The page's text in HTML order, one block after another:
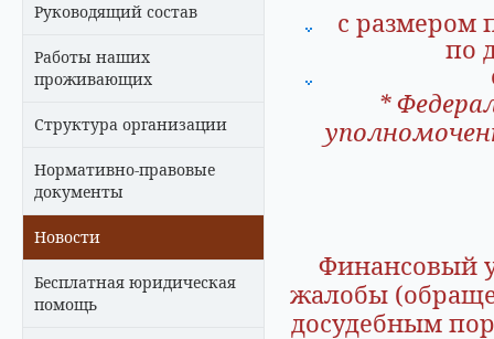
Руководящий состав
Работы наших
проживающих
Структура организации
Нормативно-правовые
документы
Новости
Бесплатная юридическая
помощь
с размером
по
*
Финансовый
жалобы
досудебным